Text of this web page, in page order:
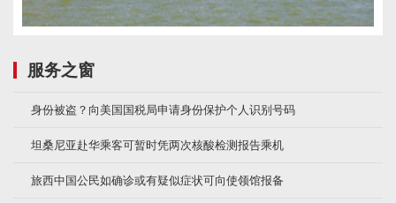
服务之窗
身份被盗？向美国国税局申请身份保护个人识别号码
坦桑尼亚赴华乘客可暂时凭两次核酸检测报告乘机
旅西中国公民如确诊或有疑似症状可向使领馆报备